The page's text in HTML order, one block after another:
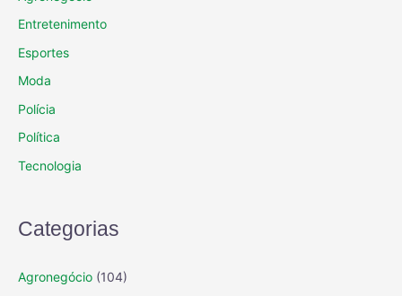
Entretenimento
Esportes
Moda
Polícia
Política
Tecnologia
Categorias
Agronegócio (104)